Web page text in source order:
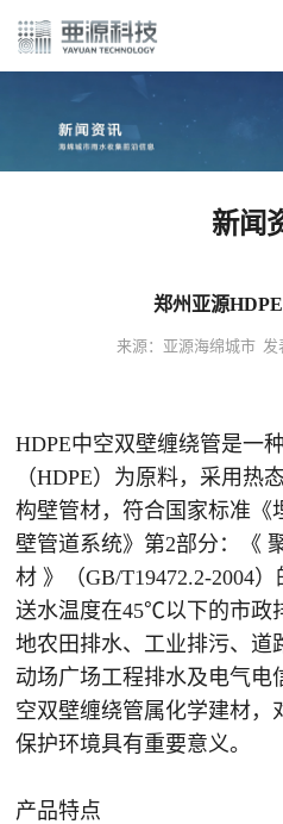
新闻
郑州亚源
来源：亚源海绵城市 发
HDPE中空双壁缠绕管是一
（HDPE）为原料，采用热
构壁管材，符合国家标准《
壁管道系统》第2部分：《
材 》（GB/T19472.2-2004
送水温度在45℃以下的市政
地农田排水、工业排污、道
动场广场工程排水及电气电
空双壁缠绕管属化学建材，
保护环境具有重要意义。
产品特点